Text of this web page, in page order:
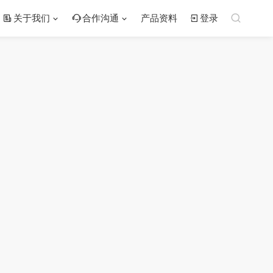
关于我们 合作沟通 产品资料 登录